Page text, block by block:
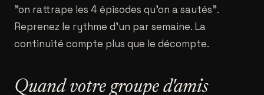
"on rattrape les 4 épisodes qu'on a sautés".
Reprenez le rythme d'un par semaine. La
continuité compte plus que le décompte.
Quand votre groupe d'amis